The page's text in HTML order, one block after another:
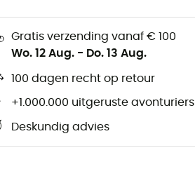
Gratis verzending vanaf € 100
Wo. 12 Aug. - Do. 13 Aug.
100 dagen recht op retour
+1.000.000 uitgeruste avonturiers
Deskundig advies